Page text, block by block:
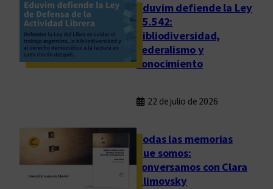
Eduvim defiende la Ley
25.542:
bibliodiversidad,
federalismo y
conocimiento
22 de julio de 2026
Todas las memorias
que somos:
conversamos con Clara
Klimovsky